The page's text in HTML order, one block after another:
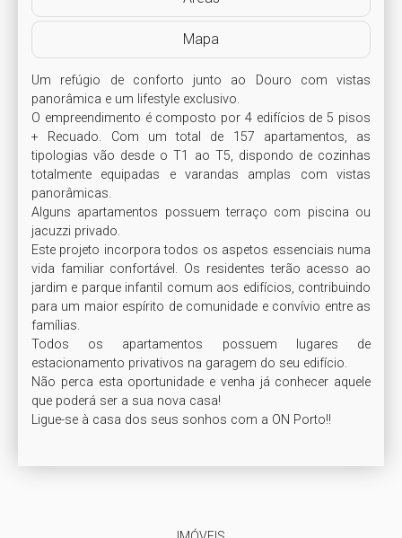
Mapa
Um refúgio de conforto junto ao Douro com vistas
panorâmica e um lifestyle exclusivo.
O empreendimento é composto por 4 edifícios de 5 pisos
+ Recuado. Com um total de 157 apartamentos, as
tipologias vão desde o T1 ao T5, dispondo de cozinhas
totalmente equipadas e varandas amplas com vistas
panorâmicas.
Alguns apartamentos possuem terraço com piscina ou
jacuzzi privado.
Este projeto incorpora todos os aspetos essenciais numa
vida familiar confortável. Os residentes terão acesso ao
jardim e parque infantil comum aos edifícios, contribuindo
para um maior espírito de comunidade e convívio entre as
famílias.
Todos os apartamentos possuem lugares de
estacionamento privativos na garagem do seu edifício.
Não perca esta oportunidade e venha já conhecer aquele
que poderá ser a sua nova casa!
Ligue-se à casa dos seus sonhos com a ON Porto!!